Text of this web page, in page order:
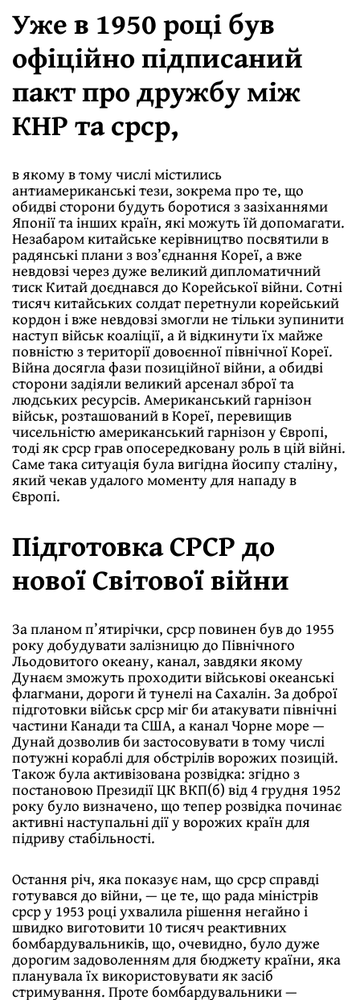
Уже в 1950 році був
офіційно підписаний
пакт про дружбу між
КНР та срср,
в якому в тому числі містились
антиамериканські тези, зокрема про те, що
обидві сторони будуть боротися з зазіханнями
Японії та інших країн, які можуть їй допомагати.
Незабаром китайське керівництво посвятили в
радянські плани з воз’єднання Кореї, а вже
невдовзі через дуже великий дипломатичний
тиск Китай доєднався до Корейської війни. Сотні
тисяч китайських солдат перетнули корейський
кордон і вже невдовзі змогли не тільки зупинити
наступ військ коаліції, а й відкинути їх майже
повністю з території довоєнної північної Кореї.
Війна досягла фази позиційної війни, а обидві
сторони задіяли великий арсенал зброї та
людських ресурсів. Американський гарнізон
військ, розташований в Кореї, перевищив
чисельністю американський гарнізон у Європі,
тоді як срср грав опосередковану роль в цій війні.
Саме така ситуація була вигідна йосипу сталіну,
який чекав удалого моменту для нападу в
Європі.
Підготовка СРСР до
нової Світової війни
За планом п’ятирічки, срср повинен був до 1955
року добудувати залізницю до Північного
Льодовитого океану, канал, завдяки якому
Дунаєм зможуть проходити військові океанські
флагмани, дороги й тунелі на Сахалін. За доброї
підготовки військ срср міг би атакувати північні
частини Канади та США, а канал Чорне море —
Дунай дозволив би застосовувати в тому числі
потужні кораблі для обстрілів ворожих позицій.
Також була активізована розвідка: згідно з
постановою Президії ЦК ВКП(б) від 4 грудня 1952
року було визначено, що тепер розвідка починає
активні наступальні дії у ворожих країн для
підриву стабільності.
Остання річ, яка показує нам, що срср справді
готувався до війни, — це те, що рада міністрів
срср у 1953 році ухвалила рішення негайно і
швидко виготовити 10 тисяч реактивних
бомбардувальників, що, очевидно, було дуже
дорогим задоволенням для бюджету країни, яка
планувала їх використовувати як засіб
стримування. Проте бомбардувальники —